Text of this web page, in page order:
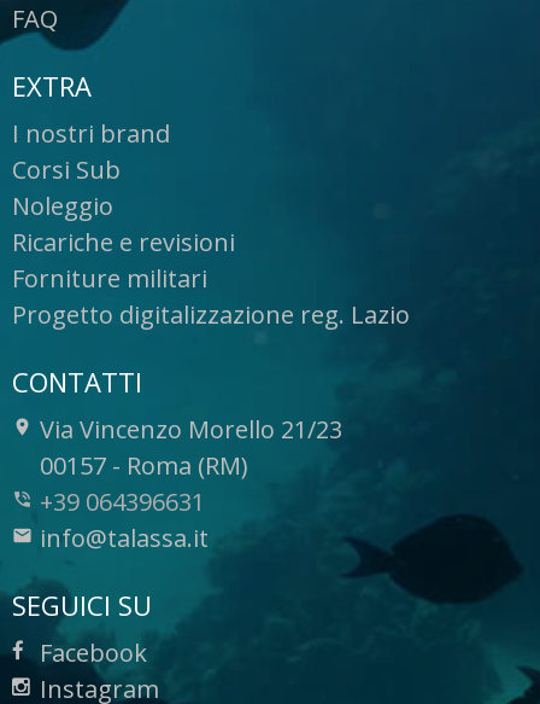
FAQ
EXTRA
I nostri brand
Corsi Sub
Noleggio
Ricariche e revisioni
Forniture militari
Progetto digitalizzazione reg. Lazio
CONTATTI
Via Vincenzo Morello 21/23
-
00157 - Roma (RM)
+39 064396631
info@talassa.it
SEGUICI SU
Facebook
Instagram